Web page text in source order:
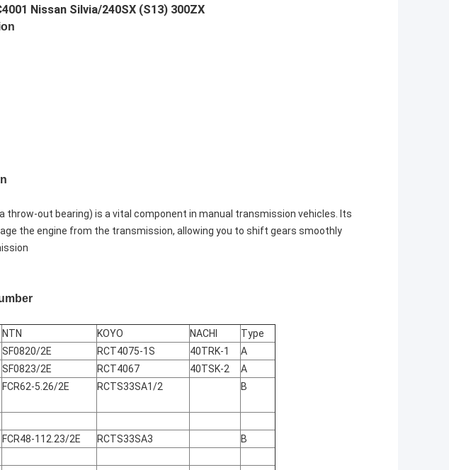
Nissan Silvia/240SX (S13) 300ZX
throw-out bearing) is a vital component in manual transmission vehicles. Its
the engine from the transmission, allowing you to shift gears smoothly
NTN KOYO NACHI
Type
SF0820/2E RCT4075-1S 40TRK-1
A
SF0823/2E RCT4067 40TSK-2
A
FCR62-5.26/2E RCTS33SA1/2 B
FCR48-112.23/2E RCTS33SA3
B